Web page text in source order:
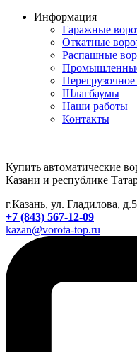
Информация
Гаражные
Откатные
Распашные
Шлагбаумы
Наши работы
Контакты
Купить автоматические
Казани и республике
г.Казань, ул. Гладилова,
+7 (843) 567-12-09
kazan@vorota-top.ru